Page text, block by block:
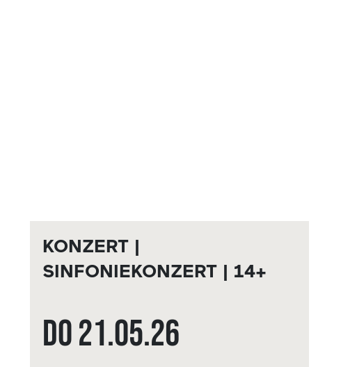
KONZERT |
SINFONIEKONZERT | 14+
Do21.05.26